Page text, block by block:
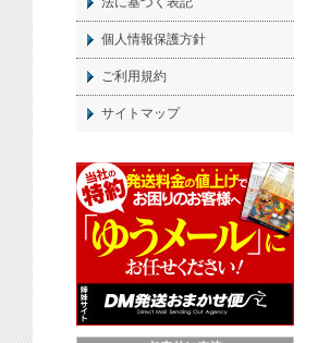
個人情報保護方針
ご利用規約
サイトマップ